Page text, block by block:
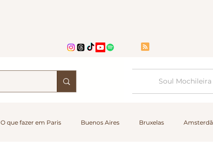
Soul Mochileira
O que fazer em Paris Buenos Aires Bruxelas Amsterdã